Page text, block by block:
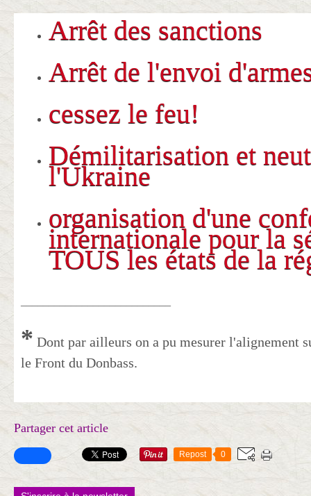
Arrêt des sanctions
Arrêt de l'envoi
cessez le feu!
Démilitarisation et
l'Ukraine
organisation d'une
internationale pour la
TOUS les états de la
* Dont par ailleurs on a pu mesurer l'alignement
le Front du Donbass.
Partager cet article
Repost 0